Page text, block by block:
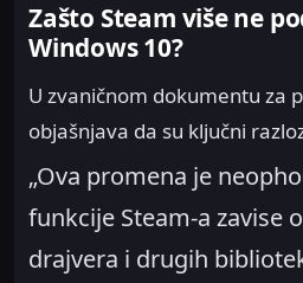
Zašto Steam više ne
Windows 10?
U zvaničnom dokumentu za
objašnjava da su ključni
„Ova promena je
funkcije Steam-a zavise
drajvera i drugih